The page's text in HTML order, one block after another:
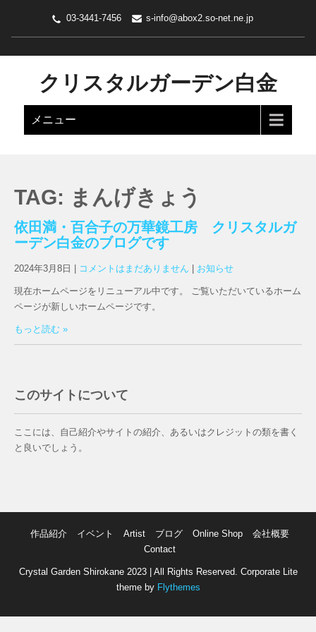
03-3441-7456 s-info@abox2.so-net.ne.jp
クリスタルガーデン白金
メニュー
TAG: まんげきょう
依田満・百合子の万華鏡工房 クリスタルガ
ーデン白金のブログです
2024年3月8日 コメントはまだありません お知らせ
現在ホームページをリニューアル中です。 ご覧いただいているホーム
ページが新しいホームページです。
もっと読む »
このサイトについて
ここには、自己紹介やサイトの紹介、あるいはクレジットの類を書く
と良いでしょう。
作品紹介 イベント Artist ブログ Online Shop
会社概要
Contact
Crystal Garden Shirokane 2023 | All Rights Reserved. Corporate Lite
theme byFlythemes